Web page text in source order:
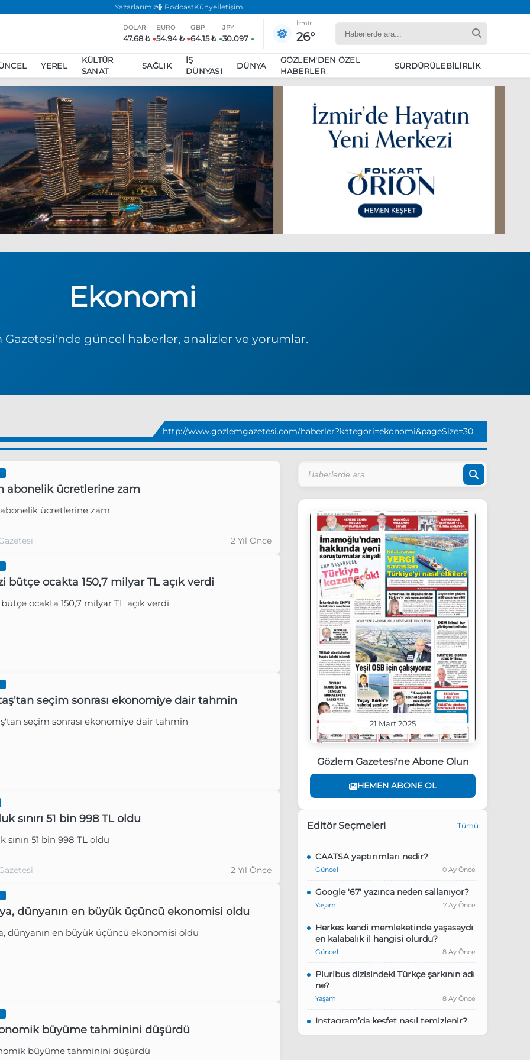
Yazarlarımız PodcastKünyeİletişim
DOLAR
47.68 ₺
EURO
54.94 ₺
GBP
64.15 ₺
JPY
30.097
İzmir
26°
YEREL
KÜLTÜR
SANAT
SAĞLIK
İŞ
DÜNYASI
DÜNYA
GÖZLEM'DEN ÖZEL
HABERLER
SÜRDÜRÜLEBILIRLIK
eylem yasağı uzatıldı
Özgür Özel, Ekrem İmamoğlu’nu ziyaret edecek
daha katılmama kararı aldı
Boykot
Ekonomi
Gazetesi'nde güncel haberler, analizler ve yorumlar.
http://www.gozlemgazetesi.com/haberler?kategori=ekonomi&pageSize=30
abonelik ücretlerine zam
ücretlerine zam
2 Yıl Önce
bütçe ocakta 150,7 milyar TL açık verdi
ocakta 150,7 milyar TL açık verdi
seçim sonrası ekonomiye dair tahmin
seçim sonrası ekonomiye dair tahmin
sınırı 51 bin 998 TL oldu
sınırı 51 bin 998 TL oldu
2 Yıl Önce
dünyanın en büyük üçüncü ekonomisi oldu
dünyanın en büyük üçüncü ekonomisi oldu
büyüme tahminini düşürdü
büyüme tahminini düşürdü
21 Mart 2025
Gözlem Gazetesi'ne Abone Olun
HEMEN ABONE OL
Editör Seçmeleri Tümü
CAATSA yaptırımları nedir?
Güncel 0 Ay Önce
Google '67' yazınca neden sallanıyor?
Yaşam 7 Ay Önce
Herkes kendi memleketinde yaşasaydı
en kalabalık il hangisi olurdu?
Güncel 8 Ay Önce
Pluribus dizisindeki Türkçe şarkının adı
ne?
Yaşam 8 Ay Önce
Instagram’da keşfet nasıl temizlenir?
Yaşam 9 Ay Önce